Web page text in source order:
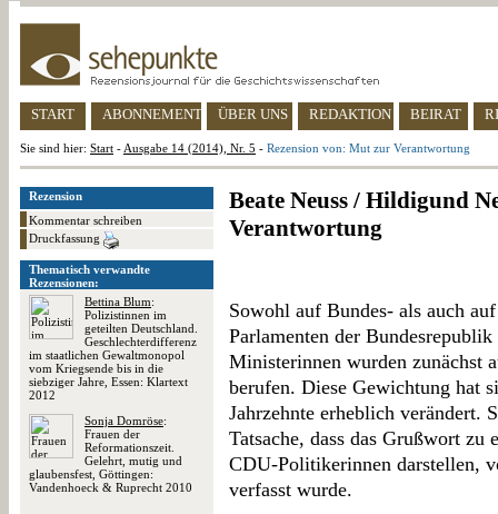
START ABONNEMENT ÜBER UNS REDAKTION BEIRAT
Sie sind hier: Start - Ausgabe 14 (2014), Nr. 5 - Rezension von: Mut zur Verantwortung
Rezension
Kommentar schreiben
Druckfassung
Thematisch verwandte
Rezensionen:
Bettina Blum:
Polizistinnen im
geteilten Deutschland.
Geschlechterdifferenz
im staatlichen Gewaltmonopol
vom Kriegsende bis in die
siebziger Jahre, Essen: Klartext
2012
Sonja Domröse:
Frauen der
Reformationszeit.
Gelehrt, mutig und
glaubensfest, Göttingen:
Vandenhoeck & Ruprecht 2010
Beate Neuss / Hildigund
Verantwortung
Sowohl auf Bundes- als auch
Parlamenten der
Ministerinnen wurden zunächst
berufen. Diese Gewichtung hat
Jahrzehnte erheblich verändert.
Tatsache, dass das Grußwort
CDU-Politikerinnen darstellen,
verfasst wurde.